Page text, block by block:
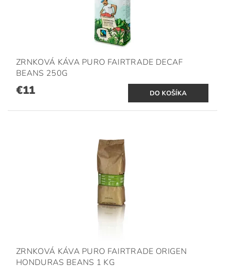
ZRNKOVÁ KÁVA PURO FAIRTRADE DECAF
BEANS 250G
€11
ZRNKOVÁ KÁVA PURO FAIRTRADE ORIGEN
HONDURAS BEANS 1 KG